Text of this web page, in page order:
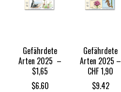
Gefährdete
Arten 2025 –
$1,65
$6.60
Gefährdete
Arten 2025 –
CHF 1,90
$9.42